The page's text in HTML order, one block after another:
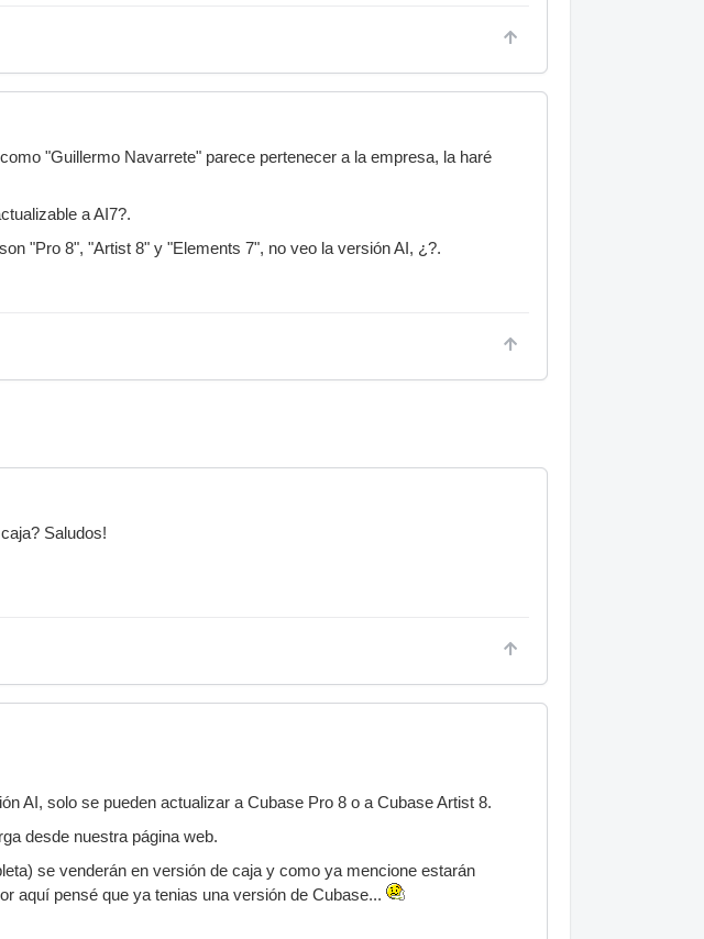
"Guillermo Navarrete" parece pertenecer a la empresa, la haré
a AI7?.
"Pro 8", "Artist 8" y "Elements 7", no veo la versión AI, ¿?.
Saludos!
AI, solo se pueden actualizar a Cubase Pro 8 o a Cubase Artist 8.
desde nuestra página web.
se venderán en versión de caja y como ya mencione estarán
aquí pensé que ya tenias una versión de Cubase...